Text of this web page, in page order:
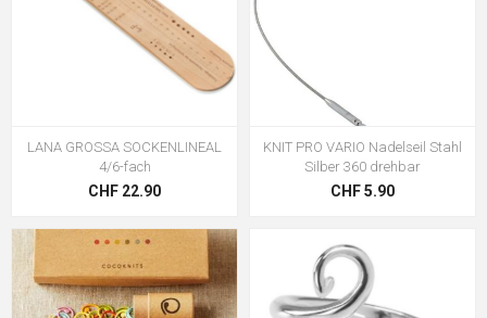
LANA GROSSA SOCKENLINEAL
4/6-fach
CHF 22.90
KNIT PRO VARIO Nadelseil Stahl
Silber 360 drehbar
CHF 5.90